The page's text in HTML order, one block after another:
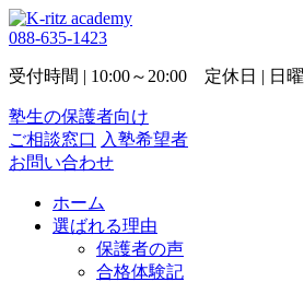
088-635-1423
受付時間 | 10:00～20:00 定休日 | 日曜
塾生の保護者向け
ご相談窓口 入塾希望者
お問い合わせ
ホーム
選ばれる理由
保護者の声
合格体験記